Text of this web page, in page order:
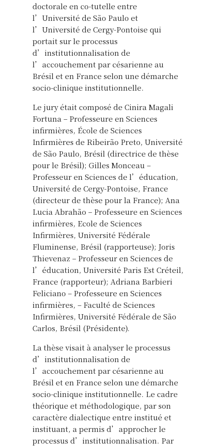
doctorale en co-tutelle entre
l’Université de São Paulo et
l’Université de Cergy-Pontoise qui
portait sur le processus
d’institutionnalisation de
l’accouchement par césarienne au
Brésil et en France selon une démarche
socio-clinique institutionnelle.
Le jury était composé de Cinira Magali
Fortuna – Professeure en Sciences
infirmières, École de Sciences
Infirmières de Ribeirão Preto, Université
de São Paulo, Brésil (directrice de thèse
pour le Brésil); Gilles Monceau –
Professeur en Sciences de l’éducation,
Université de Cergy-Pontoise, France
(directeur de thèse pour la France); Ana
Lucia Abrahão – Professeure en Sciences
infirmières, Ecole de Sciences
Infirmières, Université Fédérale
Fluminense, Brésil (rapporteuse); Joris
Thievenaz – Professeur en Sciences de
l’éducation, Université Paris Est Créteil,
France (rapporteur); Adriana Barbieri
Feliciano – Professeure en Sciences
infirmières, – Faculté de Sciences
Infirmières, Université Fédérale de São
Carlos, Brésil (Présidente).
La thèse visait à analyser le processus
d’institutionnalisation de
l’accouchement par césarienne au
Brésil et en France selon une démarche
socio-clinique institutionnelle. Le cadre
théorique et méthodologique, par son
caractère dialectique entre institué et
instituant, a permis d’approcher le
processus d’institutionnalisation. Par